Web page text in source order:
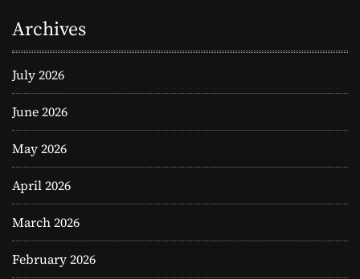
Archives
July 2026
June 2026
May 2026
April 2026
March 2026
February 2026